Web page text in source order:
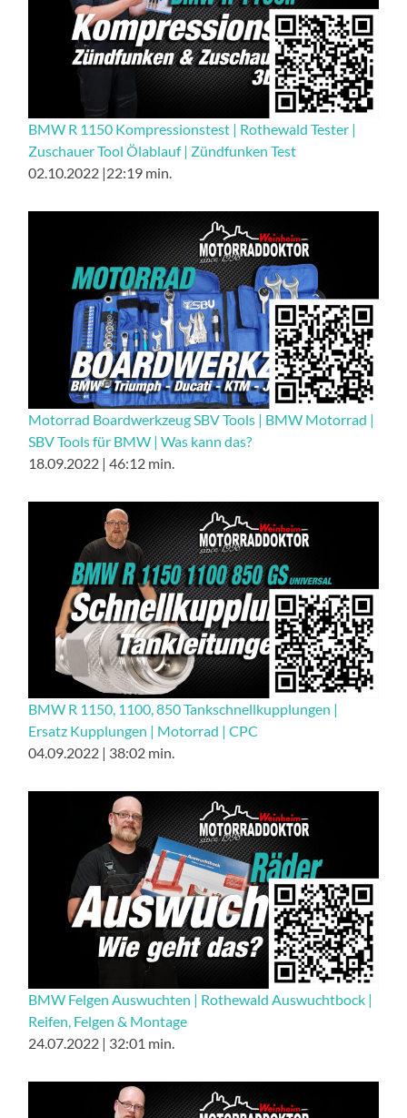
BMW R 1150 Kompressionstest | Rothewald Tester |
Zuschauer Tool Ölablauf | Zündfunken Test
02.10.2022 |22:19 min.
Motorrad Boardwerkzeug SBV Tools | BMW Motorrad |
SBV Tools für BMW | Was kann das?
18.09.2022 | 46:12 min.
BMW R 1150, 1100, 850 Tankschnellkupplungen |
Ersatz Kupplungen | Motorrad | CPC
04.09.2022 | 38:02 min.
BMW Felgen Auswuchten | Rothewald Auswuchtbock |
Reifen, Felgen & Montage
24.07.2022 | 32:01 min.